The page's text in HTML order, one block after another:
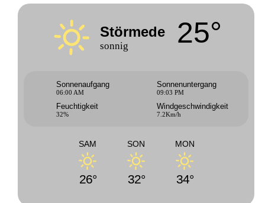
Störmede
sonnig 25°
Sonnenaufgang
06:00 AM
Sonnenuntergang
09:03 PM
Feuchtigkeit
32%
Windgeschwindigkeit
7.2Km/h
SAM
26°
SON
32°
MON
34°